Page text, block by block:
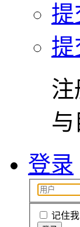
提
提
登录
记住我